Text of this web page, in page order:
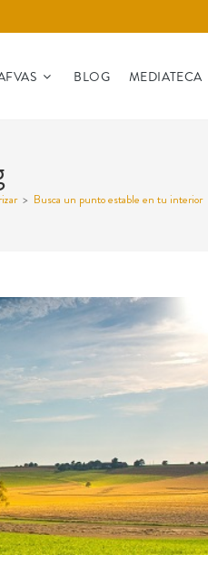
BLOG MEDIATECA
> Busca un punto estable en tu interior